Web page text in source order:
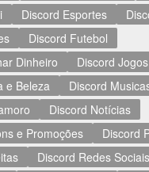
Discord Esportes
Discord Futebol
Dinheiro
Discord Jogos
e Beleza
Discord
Discord Notícias
e Promoções
Discord
Discord Redes Sociais